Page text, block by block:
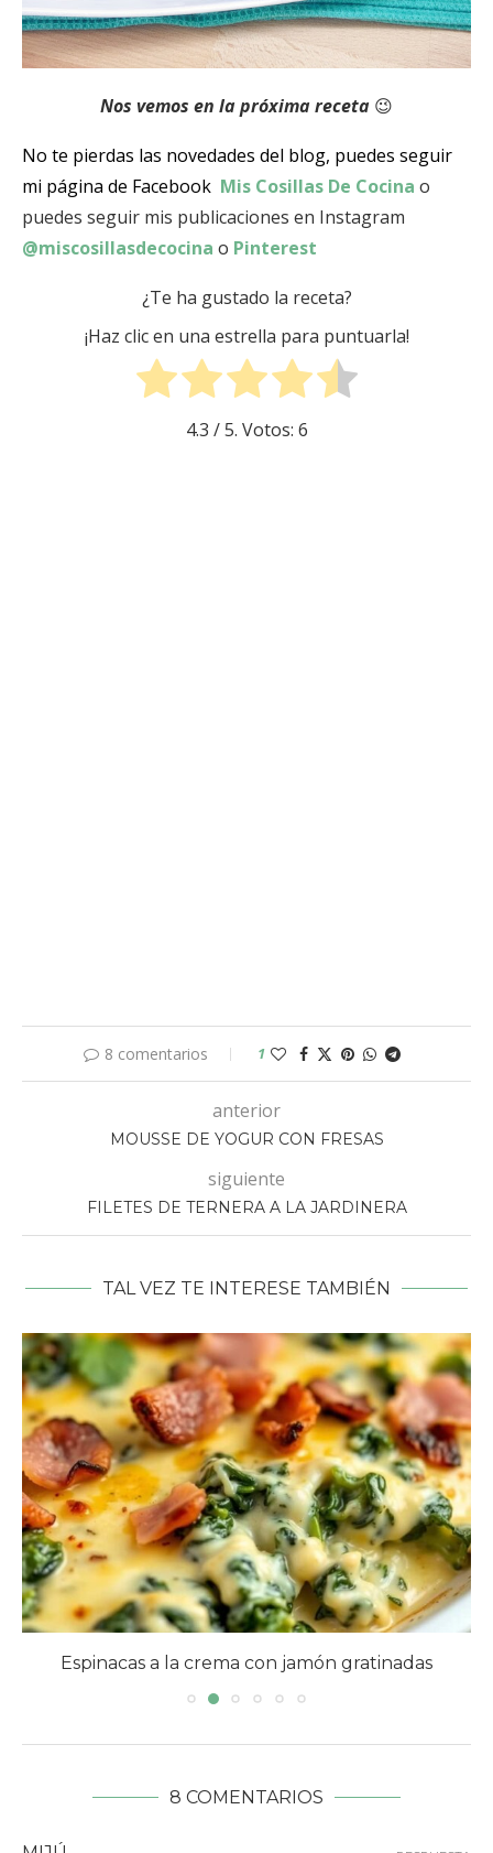
Nos vemos en la próxima receta 😉
No te pierdas las novedades del blog, puedes seguir
mi página de Facebook Mis Cosillas De Cocina o
puedes seguir mis publicaciones en Instagram
@miscosillasdecocina o Pinterest
¿Te ha gustado la receta?
¡Haz clic en una estrella para puntuarla!
4.3 / 5. Votos: 6
8 comentarios 1
anterior
MOUSSE DE YOGUR CON FRESAS
siguiente
FILETES DE TERNERA A LA JARDINERA
TAL VEZ TE INTERESE TAMBIÉN
Espinacas a la crema con jamón gratinadas
8 COMENTARIOS